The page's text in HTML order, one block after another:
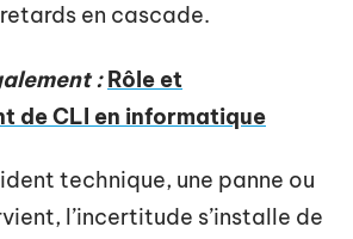
en cascade.
: Rôle et
de CLI en informatique
technique, une panne ou
l’incertitude s’installe de